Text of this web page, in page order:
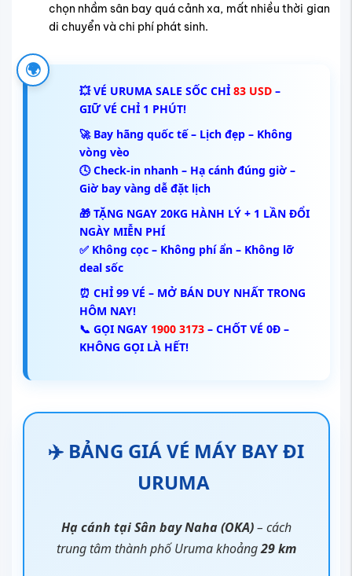
chọn nhầm sân bay quá cảnh xa, mất nhiều thời gian
di chuyển và chi phí phát sinh.
🌍
💥 VÉ URUMA SALE SỐC CHỈ 83 USD–
GIỮ VÉ CHỈ 1 PHÚT!
🚀 Bay hãng quốc tế – Lịch đẹp – Không
vòng vèo
🕓 Check-in nhanh – Hạ cánh đúng giờ –
Giờ bay vàng dễ đặt lịch
🎁 TẶNG NGAY 20KG HÀNH LÝ + 1 LẦN ĐỔI
NGÀY MIỄN PHÍ
✅ Không cọc – Không phí ẩn – Không lỡ
deal sốc
⏰ CHỈ 99 VÉ – MỞ BÁN DUY NHẤT TRONG
HÔM NAY!
📞 GỌI NGAY 1900 3173– CHỐT VÉ 0Đ –
KHÔNG GỌI LÀ HẾT!
✈️ BẢNG GIÁ VÉ MÁY BAY ĐI
URUMA
Hạ cánh tại Sân bay Naha (OKA)– cách
trung tâm thành phố Uruma khoảng29 km